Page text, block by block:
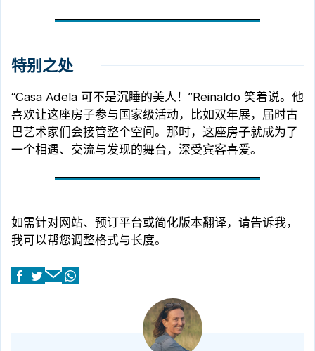
特别之处
“Casa Adela 可不是沉睡的美人！”Reinaldo 笑着说。他
喜欢让这座房子参与国家级活动，比如双年展，届时古
巴艺术家们会接管整个空间。那时，这座房子就成为了
一个相遇、交流与发现的舞台，深受宾客喜爱。
如需针对网站、预订平台或简化版本翻译，请告诉我，
我可以帮您调整格式与长度。